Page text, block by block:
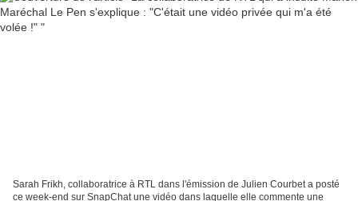
Sarah Frikh, collaboratrice à RTL dans l'émission de Julien Courbet a posté
ce week-end sur SnapChat une vidéo dans laquelle elle commente une